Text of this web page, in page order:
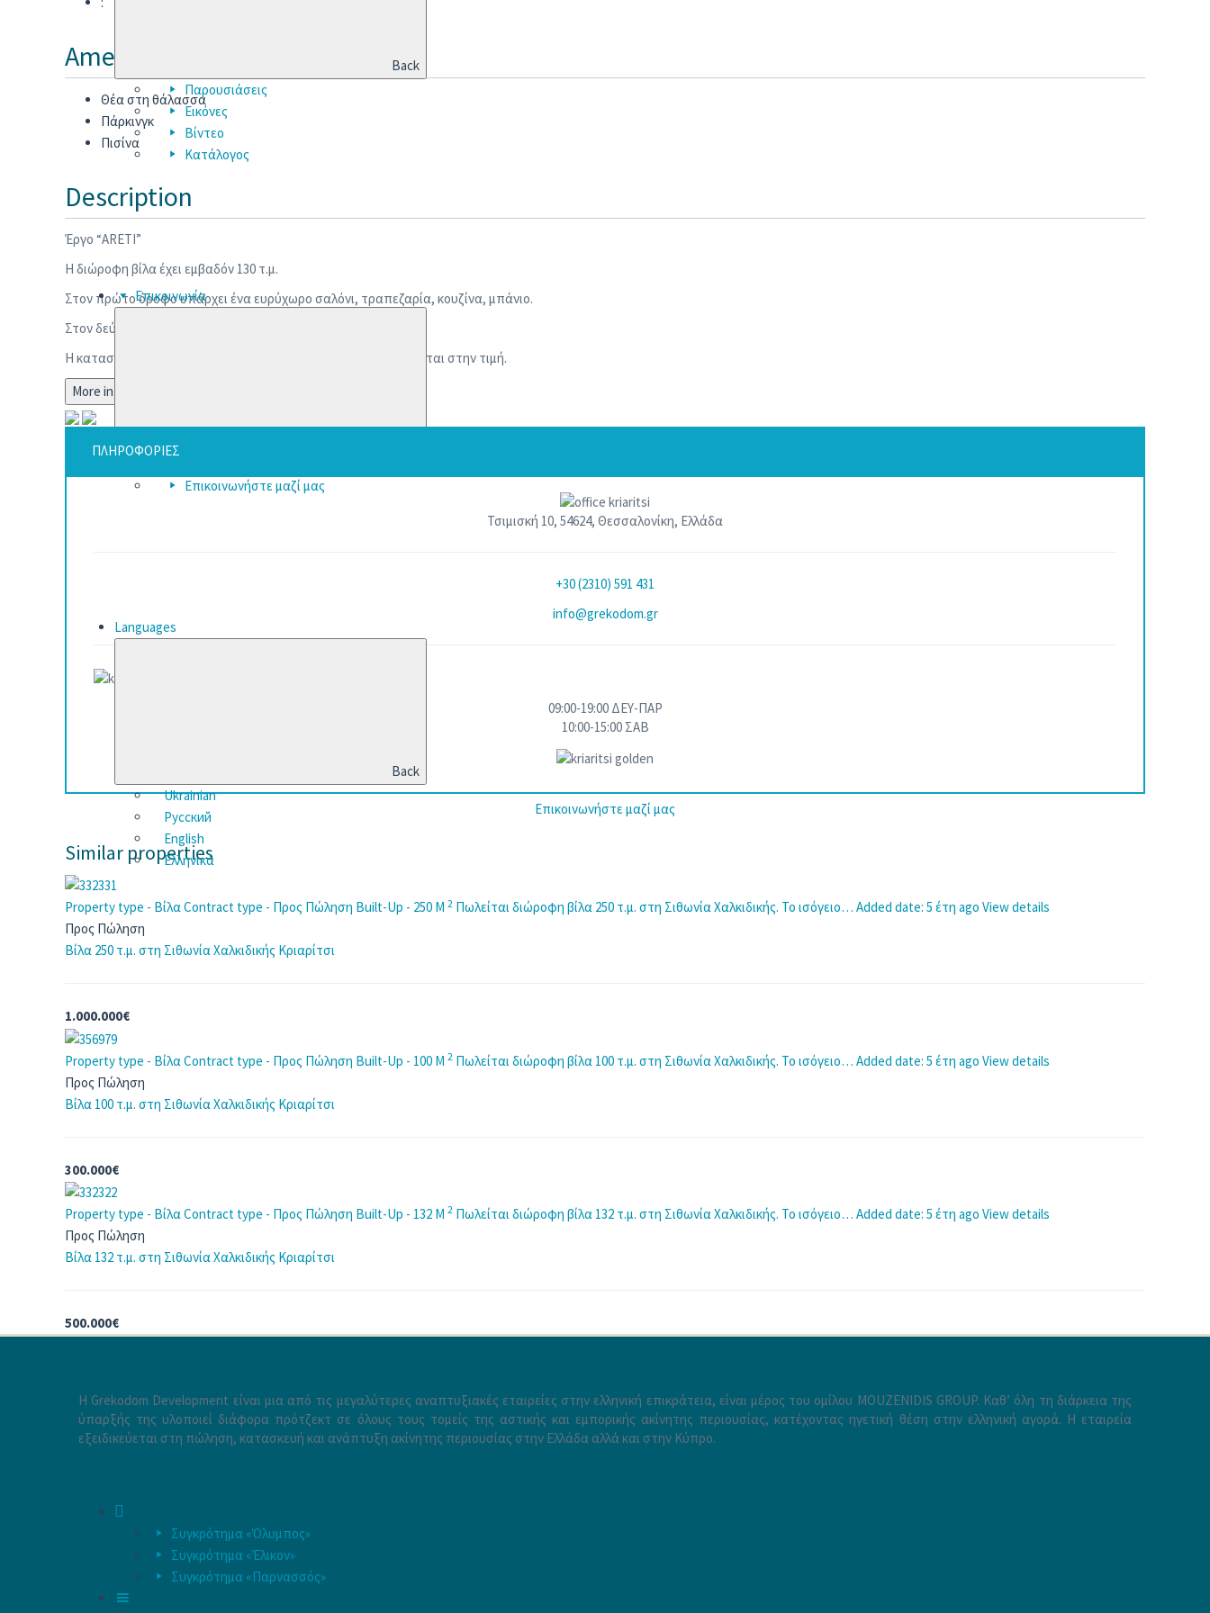
Back
Παρουσιάσεις
Εικόνες
Βίντεο
Κατάλογος
Επικοινωνία
Επικοινωνήστε μαζί μας
Languages
Back
Ukrainian
Русский
English
Ελληνικά
Amenities
Θέα στη θάλασσα
Πάρκινγκ
Πισίνα
Description
Έργο “ARETI”
Η διώροφη βίλα έχει εμβαδόν 130 τ.μ.
Στον πρώτο όροφο υπάρχει ένα ευρύχωρο σαλόνι, τραπεζαρία, κουζίνα, μπάνιο.
Στον δεύτερο όροφο υπάρχουν 3 υπνοδωμάτια με μπάνιο.
Η κατασκευή της πισίνας με υπερχείλιση δεν συμπεριλαμβάνεται στην τιμή.
More information ...
ΠΛΗΡΟΦΟΡΙΕΣ
Τσιμισκή 10, 54624, Θεσσαλονίκη, Ελλάδα
+30 (2310) 591 431
info@grekodom.gr
09:00-19:00 ΔΕΥ-ΠΑΡ
10:00-15:00 ΣΑΒ
Επικοινωνήστε μαζί μας
Similar properties
Property type - ΒίλαContract type - Προς Πώληση Built-Up - 250 M 2 Πωλείται διώροφη βίλα 250 τ.μ. στη Σιθωνία Χαλκιδικής. Το ισόγειο… Added date: 5 έτη ago View details
Προς Πώληση
Βίλα 250 τ.μ. στη Σιθωνία Χαλκιδικής Κριαρίτσι
1.000.000€
Property type - Βίλα Contract type - Προς Πώληση Built-Up - 100 M 2 Πωλείται διώροφη βίλα 100 τ.μ. στη Σιθωνία Χαλκιδικής. Το ισόγειο… Added date: 5 έτη ago View details
Προς Πώληση
Βίλα 100 τ.μ. στη Σιθωνία Χαλκιδικής Κριαρίτσι
300.000€
Property type - ΒίλαContract type - Προς Πώληση Built-Up - 132 M 2 Πωλείται διώροφη βίλα 132 τ.μ. στη Σιθωνία Χαλκιδικής. Το ισόγειο… Added date: 5 έτη ago View details
Προς Πώληση
Βίλα 132 τ.μ. στη Σιθωνία Χαλκιδικής Κριαρίτσι
500.000€
Η Grekodom Development είναι μια από τις μεγαλύτερες αναπτυξιακές εταιρείες στην ελληνική επικράτεια, είναι μέρος του ομίλου MOUZENIDIS GROUP. Καθ’ όλη τη διάρκεια της
ύπαρξής της υλοποιεί διάφορα πρότζεκτ σε όλους τους τομείς της αστικής και εμπορικής ακίνητης περιουσίας, κατέχοντας ηγετική θέση στην ελληνική αγορά. Η εταιρεία
εξειδικεύεται στη πώληση, κατασκευή και ανάπτυξη ακίνητης περιουσίας στην Ελλάδα αλλά και στην Κύπρο.
Συγκρότημα «Όλυμπος»
Συγκρότημα «Έλικον»
Συγκρότημα «Παρνασσός»